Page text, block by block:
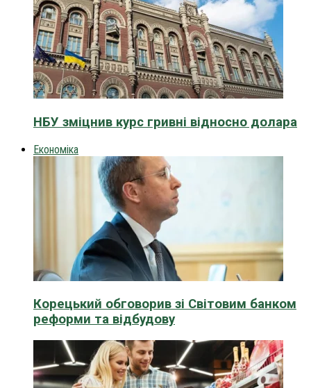
НБУ зміцнив курс гривні відносно долара
Економіка
Корецький обговорив зі Світовим банком
реформи та відбудову